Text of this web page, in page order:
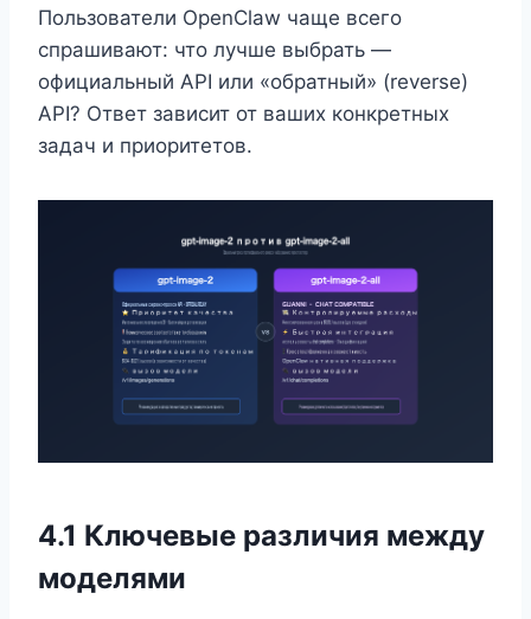
Пользователи OpenClaw чаще всего
спрашивают: что лучше выбрать —
официальный API или «обратный» (reverse)
API? Ответ зависит от ваших конкретных
задач и приоритетов.
4.1 Ключевые различия между
моделями